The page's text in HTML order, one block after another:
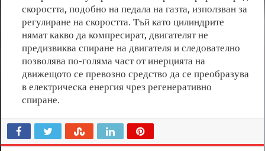
скоростта, подобно на педала на газта, използван за
регулиране на скоростта. Тъй като цилиндрите
нямат какво да компресират, двигателят не
предизвиква спиране на двигателя и следователно
позволява по-голяма част от инерцията на
движещото се превозно средство да се преобразува
в електрическа енергия чрез регенеративно
спиране.